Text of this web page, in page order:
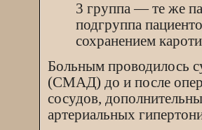
3 группа — те же
подгруппа
сохранением
Больным проводилось
(СМАД) до и после
сосудов,
артериальных